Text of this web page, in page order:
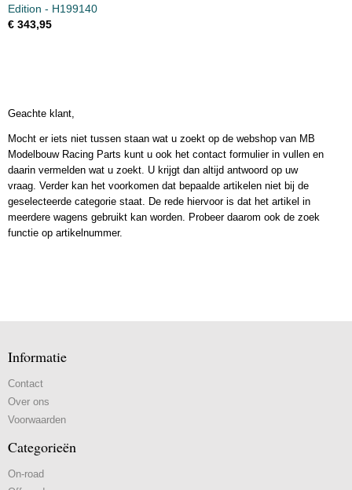
Edition - H199140
€ 343,95
Geachte klant,
Mocht er iets niet tussen staan wat u zoekt op de webshop van MB
Modelbouw Racing Parts kunt u ook het contact formulier in vullen en
daarin vermelden wat u zoekt. U krijgt dan altijd antwoord op uw
vraag. Verder kan het voorkomen dat bepaalde artikelen niet bij de
geselecteerde categorie staat. De rede hiervoor is dat het artikel in
meerdere wagens gebruikt kan worden. Probeer daarom ook de zoek
functie op artikelnummer.
Informatie
Contact
Over ons
Voorwaarden
Categorieën
On-road